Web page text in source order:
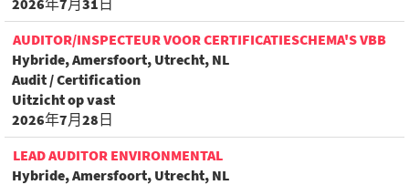
2026年7月31日
AUDITOR/INSPECTEUR VOOR CERTIFICATIESCHEMA'S VBB
Hybride, Amersfoort, Utrecht, NL
Audit / Certification
Uitzicht op vast
2026年7月28日
LEAD AUDITOR ENVIRONMENTAL
Hybride, Amersfoort, Utrecht, NL